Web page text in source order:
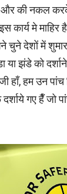
और की नकल करके
कार्य मे
देशों में
या झंडे को
हाँ, हम उन पांच
गए हैँ जो